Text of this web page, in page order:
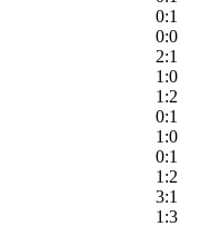
0:1
0:0
2:1
1:0
1:2
0:1
1:0
0:1
1:2
3:1
1:3